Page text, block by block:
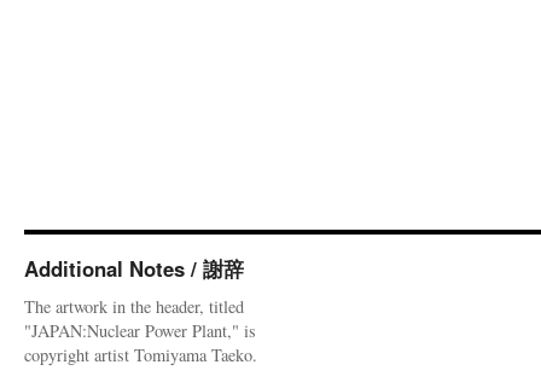
Additional Notes / 謝辞
The artwork in the header, titled
"JAPAN:Nuclear Power Plant," is
copyright artist Tomiyama Taeko.